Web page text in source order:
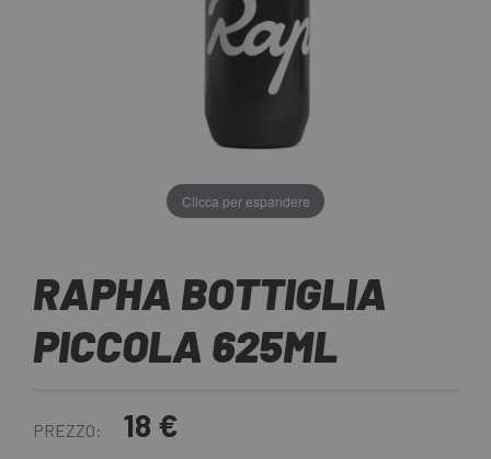
Clicca per espandere
RAPHA BOTTIGLIA
PICCOLA 625ML
PREZZO: 18 €